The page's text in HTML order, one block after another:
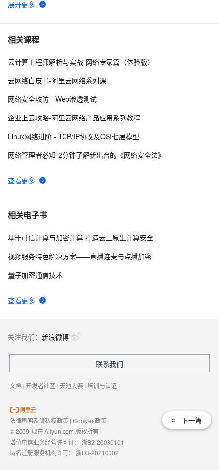
6 网络安全产品之认识防非法外联系统
7 【网络安全 | 网安工具】御剑WEB指纹识别系统使用详
8 亮相国家网络安全宣传周，阿里云全新展现云原生免疫防
要性
10网络安全之认识托管威胁检测与响应（MDR）
相关课程
查看更多
云计算工程师解析与实战-网络专家篇（体验版）
云网络白皮书-阿里云网络系列课
网络安全攻防 - Web渗透测试
企业上云攻略-阿里云网络产品应用系列教程
Linux网络进阶 - TCP/IP协议及OSI七层模型
网络管理者必知-2分钟了解新出台的《网络安全法》
相关电子书
查看更多
基于可信计算与加密计算 打造云上原生计算安全
视频服务特色解决方案——直播连麦与点播加密
量子加密通信技术
下一篇
关注我们： 新浪微博
联系我们
文档 | 开发者社区 | 天池大赛 | 培训与认证
法律声明及隐私权政策 | Cookies政策
© 2009-现在 Aliyun.com 版权所有
增值电信业务经营许可证： 浙B2-20080101
域名注册服务机构许可： 浙D3-20210002